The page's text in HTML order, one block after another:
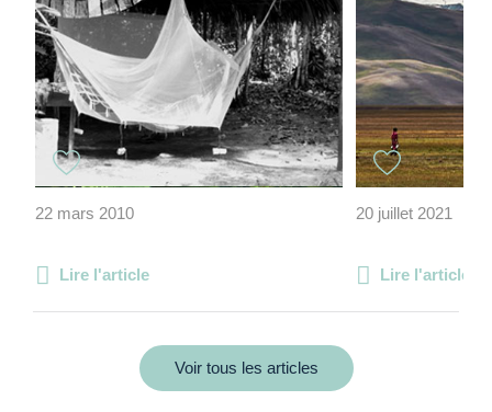
22 mars 2010
Lire l'article
20 juillet 2021
Lire l'article
Voir tous les articles